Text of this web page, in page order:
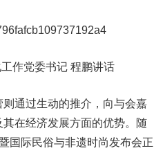
工作党委书记 程鹏讲话
通过生动的推介，向与会嘉
在经济发展方面的优势。随
国际民俗与非遗时尚发布会正